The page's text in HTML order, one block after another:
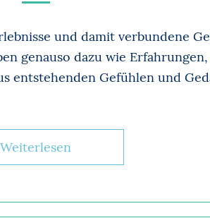
und damit verbundene
genauso dazu wie
entstehenden Gefühlen und
Weiterlesen